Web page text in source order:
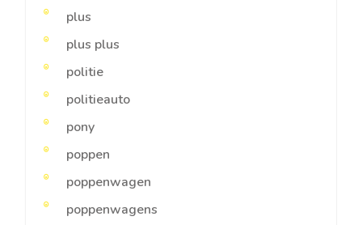
plus
plus plus
politie
politieauto
pony
poppen
poppenwagen
poppenwagens